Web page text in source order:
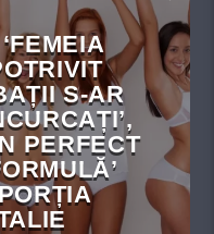
S-AR
PERFECT